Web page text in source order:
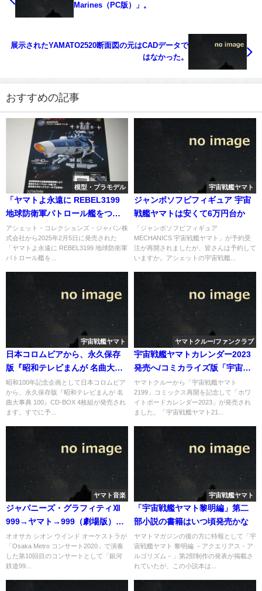
Marines（PC版）」。
展示されたYAMATO2520断面図の元はCADデータで
はなかった。
おすすめの記事
模型・プラモデル
「ヤマトよ永遠に REBEL3199
地球防衛軍パトロール艦をつく
る」（宇宙戦艦ヤマト2202をつ
くる 第295号）第45号
アシェット・コレクションズ・ジャパン株
式会社から2025年2月5日に発売された
「ヤマトよ永遠に REBEL3199 地球防衛軍
パトロール艦を...
宇宙戦艦ヤマト
ジャンボソフビフィギュア 宇宙
戦艦ヤマトは安くて6万円台か
「ジャンボソフビフィギュア
MECHANICS 宇宙戦艦ヤマト」が予約受
注が再開されましたが、皆さんは予約して
いますか。アシェットの宇宙戦艦...
宇宙戦艦ヤマト
日本コロムビアから、永久保存
版『昭和テレビまんが 名曲大事
典 100』CD-BOXが発売へ
昭和100年記念企画として日本コロムビア
から、永久保存版『昭和テレビまんが 名
曲大事典 100』CD-BOX 4枚組が発売され
ます。すでに予...
ヤマトクルー/ファンクラブ
宇宙戦艦ヤマトカレンダー2023
発売へ/コミカライズ版「宇宙戦
艦ヤマト2199」第53話配信中
ヤマトクルーから「宇宙戦艦ヤマト
2199」コミックス再開を記念して「ホワ
イトボードカレンダー2023」が発売され
ました。「宇宙戦艦ヤマト21...
ヤマト音楽
ジャパニーズ・グラフィティⅫ
999→ヤマト→999（劇場版）の
演奏の動画がUP
オオサカ シオン ウインド オーケストラが
「Osaka Metro コンサート2020」で演奏
した第10回目のコンサートとして「銀河
鉄道99...
宇宙戦艦ヤマト
「宇宙戦艦ヤマト黎明編」第二
部小説の書籍はいつ頃発売かな
ヤマトマガジンの後の方に特報として「宇
宙戦艦ヤマト 黎明編 －アクエリアス・ア
ルゴリズム－」第2部制作の発表が掲載さ
れていたが、この小説本は...